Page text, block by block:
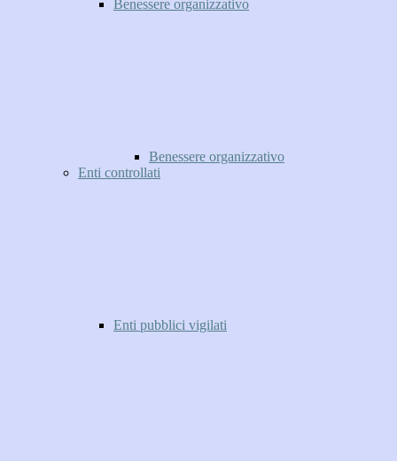
Benessere organizzativo
Benessere organizzativo
Enti controllati
Enti pubblici vigilati